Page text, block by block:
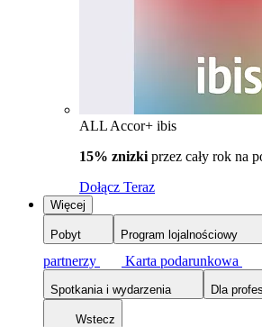
ALL Accor+ ibis
15% znizki przez cały rok na
Dołącz Teraz
Więcej
Pobyt Program lojalnościowy
partnerzy
Karta podarunkowa
Spotkania i wydarzenia Dla
Wstecz